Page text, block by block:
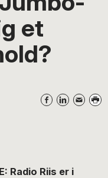
et
Radio Riis er i